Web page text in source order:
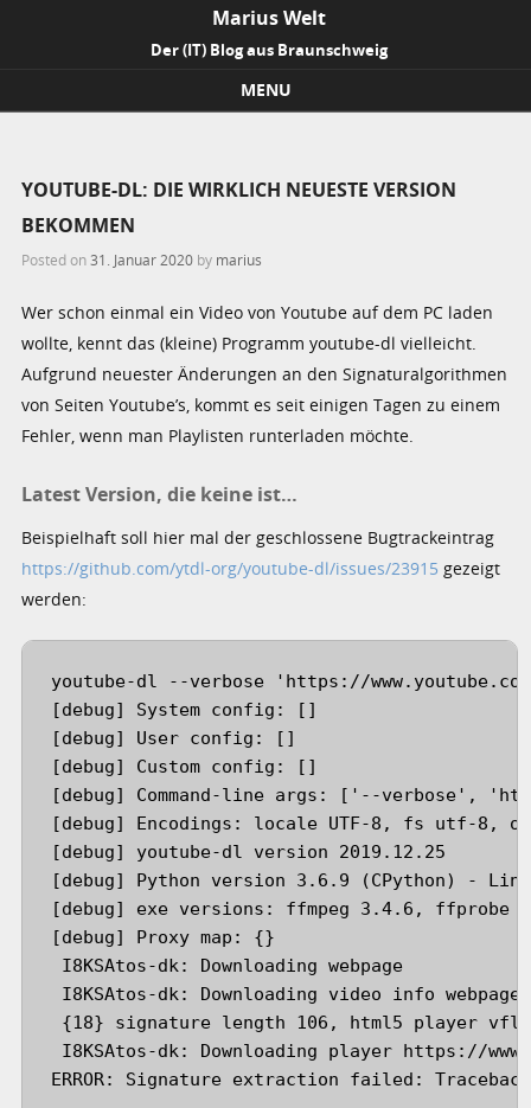
Marius Welt
Der (IT) Blog aus Braunschweig
MENU
YOUTUBE-DL: DIE WIRKLICH NEUESTE VERSION
BEKOMMEN
Posted on31. Januar 2020 by marius
Wer schon einmal ein Video von Youtube auf dem PC laden
wollte, kennt das (kleine) Programm youtube-dl vielleicht.
Aufgrund neuester Änderungen an den Signaturalgorithmen
von Seiten Youtube’s, kommt es seit einigen Tagen zu einem
Fehler, wenn man Playlisten runterladen möchte.
Latest Version, die keine ist…
Beispielhaft soll hier mal der geschlossene Bugtrackeintrag
https://github.com/ytdl-org/youtube-dl/issues/23915 gezeigt
werden:
youtube-dl --verbose 'https://www.youtube.com/
[debug] System config: []
[debug] User config: []
[debug] Custom config: []
[debug] Command-line args: ['--verbose', 'https://
[debug] Encodings: locale UTF-8, fs utf-8,
[debug] youtube-dl version 2019.12.25
[debug] Python version 3.6.9 (CPython) -
[debug] exe versions: ffmpeg 3.4.6, ffprobe
[debug] Proxy map: {}
I8KSAtos-dk: Downloading webpage
I8KSAtos-dk: Downloading video info webpage
{18} signature length 106, html5 player
I8KSAtos-dk: Downloading player https://
ERROR: Signature extraction failed: